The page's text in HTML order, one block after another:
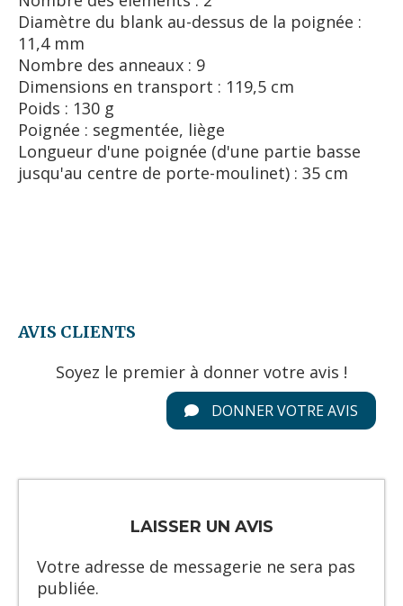
Diamètre du blank au-dessus de la poignée :
11,4 mm
Nombre des anneaux : 9
Dimensions en transport : 119,5 cm
Poids : 130 g
Poignée : segmentée, liège
Longueur d'une poignée (d'une partie basse
jusqu'au centre de porte-moulinet) : 35 cm
AVIS CLIENTS
Soyez le premier à donner votre avis !
DONNER VOTRE AVIS
LAISSER UN AVIS
Votre adresse de messagerie ne sera pas
publiée.